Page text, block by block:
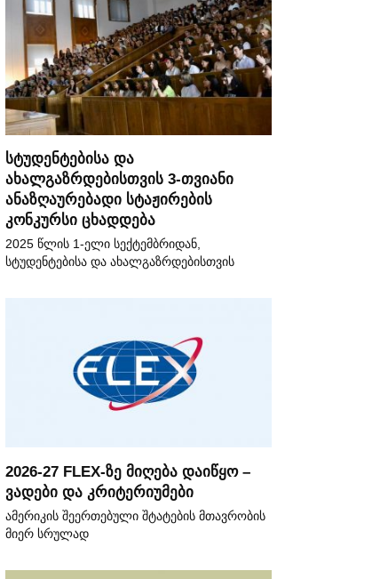
სტუდენტებისა და
ახალგაზრდებისთვის 3-თვიანი
ანაზღაურებადი სტაჟირების
კონკურსი ცხადდება
2025 წლის 1-ელი სექტემბრიდან,
სტუდენტებისა და ახალგაზრდებისთვის
2026-27 FLEX-ზე მიღება დაიწყო –
ვადები და კრიტერიუმები
ამერიკის შეერთებული შტატების მთავრობის
მიერ სრულად